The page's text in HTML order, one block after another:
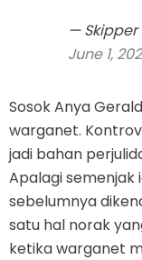
—
June 1,
Sosok Anya
warganet.
jadi bahan
Apalagi
sebelumnya
satu hal norak
ketika warganet